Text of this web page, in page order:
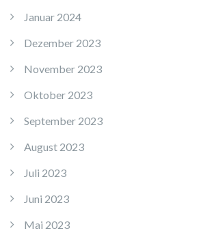
Januar 2024
Dezember 2023
November 2023
Oktober 2023
September 2023
August 2023
Juli 2023
Juni 2023
Mai 2023